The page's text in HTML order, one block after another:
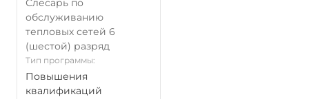
Слесарь по
обслуживанию
тепловых сетей 6
(шестой) разряд
Тип программы:
Повышения
квалификаций